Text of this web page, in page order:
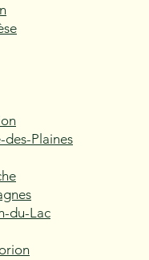
des-Plaines
du-Lac